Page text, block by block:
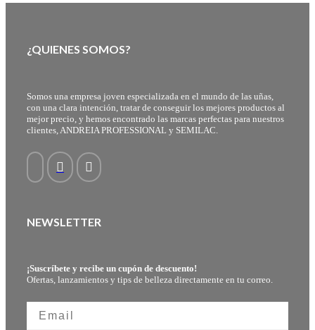
¿QUIENES SOMOS?
Somos una empresa joven especializada en el mundo de las uñas,
con una clara intención, tratar de conseguir los mejores productos al
mejor precio, y hemos encontrado las marcas perfectas para nuestros
clientes, ANDREIA PROFESSIONAL y SEMILAC.
NEWSLETTER
¡Suscríbete y recibe un cupón de descuento!
Ofertas, lanzamientos y tips de belleza directamente en tu correo.